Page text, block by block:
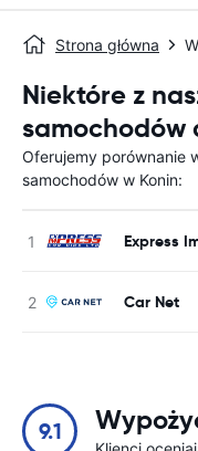
Strona główna
Niektóre z
samochodów
Oferujemy porównanie
samochodów w Konin:
Express
Car Net
9.1